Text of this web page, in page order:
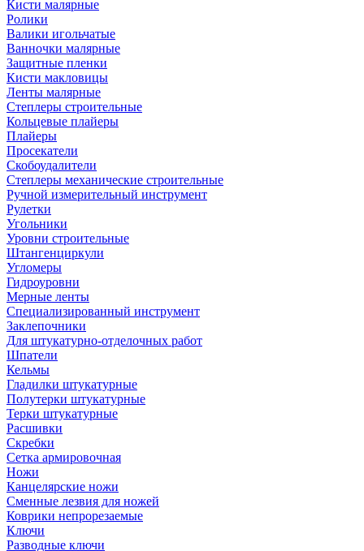
Кисти малярные
Ролики
Валики игольчатые
Ванночки малярные
Защитные пленки
Кисти макловицы
Ленты малярные
Степлеры строительные
Кольцевые плайеры
Плайеры
Просекатели
Скобоудалители
Степлеры механические строительные
Ручной измерительный инструмент
Рулетки
Угольники
Уровни строительные
Штангенциркули
Угломеры
Гидроуровни
Мерные ленты
Специализированный инструмент
Заклепочники
Для штукатурно-отделочных работ
Шпатели
Кельмы
Гладилки штукатурные
Полутерки штукатурные
Терки штукатурные
Расшивки
Скребки
Сетка армировочная
Ножи
Канцелярские ножи
Сменные лезвия для ножей
Коврики непрорезаемые
Ключи
Разводные ключи